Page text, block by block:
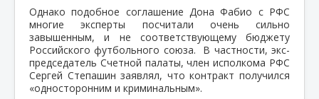
Однако подобное соглашение Дона Фабио с РФС
многие эксперты посчитали очень сильно
завышенным, и не соответствующему бюджету
Российского футбольного союза. В частности, экс-
председатель Счетной палаты, член исполкома РФС
Сергей Степашин заявлял, что контракт получился
«односторонним и криминальным».